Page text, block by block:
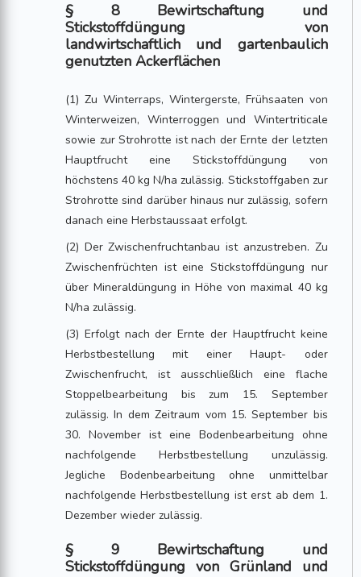
§ 8 Bewirtschaftung und
Stickstoffdüngung von
landwirtschaftlich und gartenbaulich
genutzten Ackerflächen
(1) Zu Winterraps, Wintergerste, Frühsaaten von
Winterweizen, Winterroggen und Wintertriticale
sowie zur Strohrotte ist nach der Ernte der letzten
Hauptfrucht eine Stickstoffdüngung von
höchstens 40 kg N/ha zulässig. Stickstoffgaben zur
Strohrotte sind darüber hinaus nur zulässig, sofern
danach eine Herbstaussaat erfolgt.
(2) Der Zwischenfruchtanbau ist anzustreben. Zu
Zwischenfrüchten ist eine Stickstoffdüngung nur
über Mineraldüngung in Höhe von maximal 40 kg
N/ha zulässig.
(3) Erfolgt nach der Ernte der Hauptfrucht keine
Herbstbestellung mit einer Haupt- oder
Zwischenfrucht, ist ausschließlich eine flache
Stoppelbearbeitung bis zum 15. September
zulässig. In dem Zeitraum vom 15. September bis
30. November ist eine Bodenbearbeitung ohne
nachfolgende Herbstbestellung unzulässig.
Jegliche Bodenbearbeitung ohne unmittelbar
nachfolgende Herbstbestellung ist erst ab dem 1.
Dezember wieder zulässig.
§ 9 Bewirtschaftung und
Stickstoffdüngung von Grünland und